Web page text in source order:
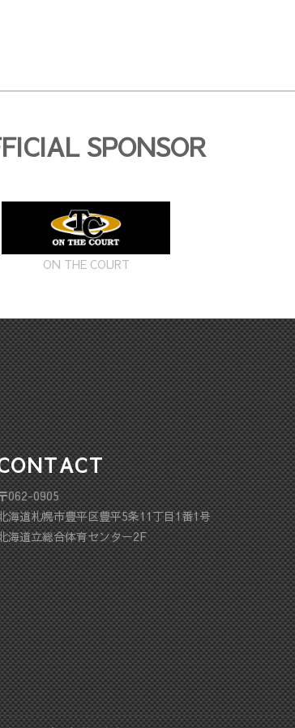
SPONSOR
ON THE COURT
062-0905
海道札幌市豊平区豊平5条11丁目1番1号
海道立総合体育センター2F